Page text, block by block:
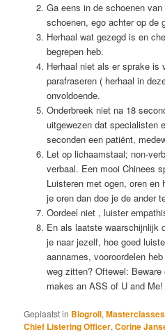
Ga eens in de schoenen
schoenen, ego achter op de
Herhaal wat gezegd is en
begrepen heb.
Herhaal niet als er sprake is
parafraseren ( herhaal in
onvoldoende.
Onderbreek niet na 18
uitgewezen dat specialisten
seconden een patiënt,
Let op lichaamstaal; non-
verbaal. Een mooi Chinees
Luisteren met ogen, oren
je oren dan doe je de ander
Oordeel niet , luister
En als laatste waarschijnlijk
je naar jezelf, hoe goed
aannames, vooroordelen
weg zitten? Oftewel:
makes an ASS of U and Me!
Geplaatst in Blogroll,
Chief Listering Officer,Corine